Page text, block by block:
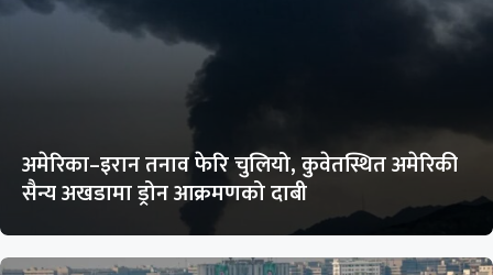
अमेरिका–इरान तनाव फेरि चुलियो, कुवेतस्थित अमेरिकी
सैन्य अखडामा ड्रोन आक्रमणको दाबी